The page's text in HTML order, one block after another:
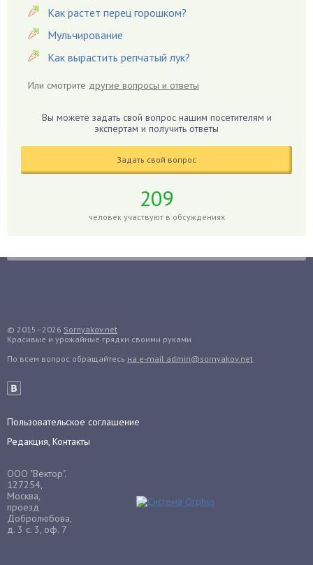
Георгины
Герань
Гиацинт
Гиппеаструм
Годжи
Голубика
Гуава
Гузмания
Дайкон
Дендробиум
Денежное дерево
Драцена
Дыня
Ежевика
Как растет перец горошком?
Мульчирование
Как вырастить репчатый лук?
Или смотрите другие вопросы и ответы
Вы можете задать свой вопрос нашим посетителям и
экспертам и получить ответы
Задать свой вопрос
209
человек участвуют в обсуждениях
© 2015–2026 Sornyakov.net
Красивые и урожайные грядки своими руками
По всем вопрос обращайтесь на e-mail admin@sornyakov.net
Пользовательское соглашение
Редакция, Контакты
ООО "Вектор".
127254,
Москва,
проезд
Добролюбова,
д. 3 с. 3, оф. 7